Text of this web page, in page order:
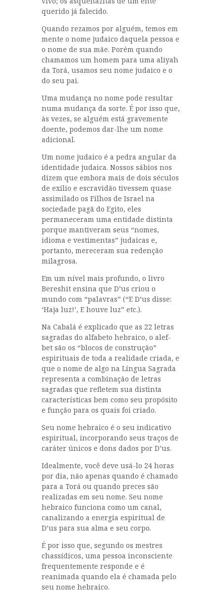
querido já falecido.
Quando rezamos por alguém, temos em
mente o nome judaico daquela pessoa e
o nome de sua mãe. Porém quando
chamamos um homem para uma aliyah
da Torá, usamos seu nome judaico e o
do seu pai.
Uma mudança no nome pode resultar
numa mudança da sorte. É por isso que,
às vezes, se alguém está gravemente
doente, podemos dar-lhe um nome
adicional.
Um nome judaico é a pedra angular da
identidade judaica. Nossos sábios nos
dizem que embora mais de dois séculos
de exílio e escravidão tivessem quase
assimilado os Filhos de Israel na
sociedade pagã do Egito, eles
permaneceram uma entidade distinta
porque mantiveram seus “nomes,
idioma e vestimentas” judaicas e,
portanto, mereceram sua redenção
milagrosa.
Em um nível mais profundo, o livro
Bereshit ensina que D’us criou o
mundo com “palavras” (“E D’us disse:
‘Haja luz!’, E houve luz” etc.).
Na Cabalá é explicado que as 22 letras
sagradas do alfabeto hebraico, o alef-
bet são os “blocos de construção”
espirituais de toda a realidade criada, e
que o nome de algo na Língua Sagrada
representa a combinação de letras
sagradas que refletem sua distinta
características bem como seu propósito
e função para os quais foi criado.
Seu nome hebraico é o seu indicativo
espiritual, incorporando seus traços de
caráter únicos e dons dados por D’us.
Idealmente, você deve usá-lo 24 horas
por dia, não apenas quando é chamado
para a Torá ou quando preces são
realizadas em seu nome. Seu nome
hebraico funciona como um canal,
canalizando a energia espiritual de
D’us para sua alma e seu corpo.
É por isso que, segundo os mestres
chassídicos, uma pessoa inconsciente
frequentemente responde e é
reanimada quando ela é chamada pelo
seu nome hebraico.